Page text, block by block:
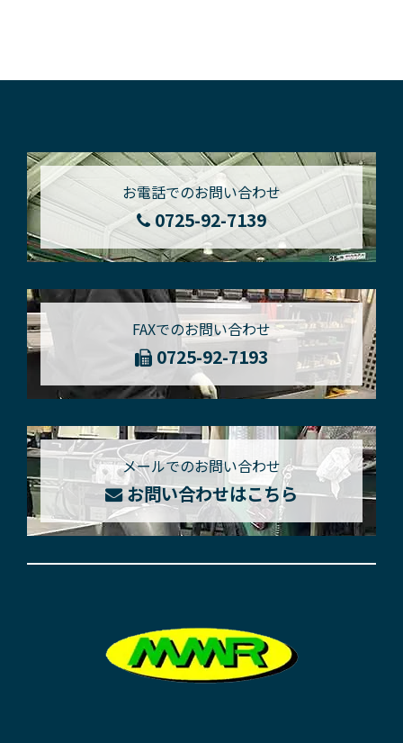
お電話でのお問い合わせ
0725-92-7139
FAXでのお問い合わせ
0725-92-7193
メールでのお問い合わせ
お問い合わせはこちら